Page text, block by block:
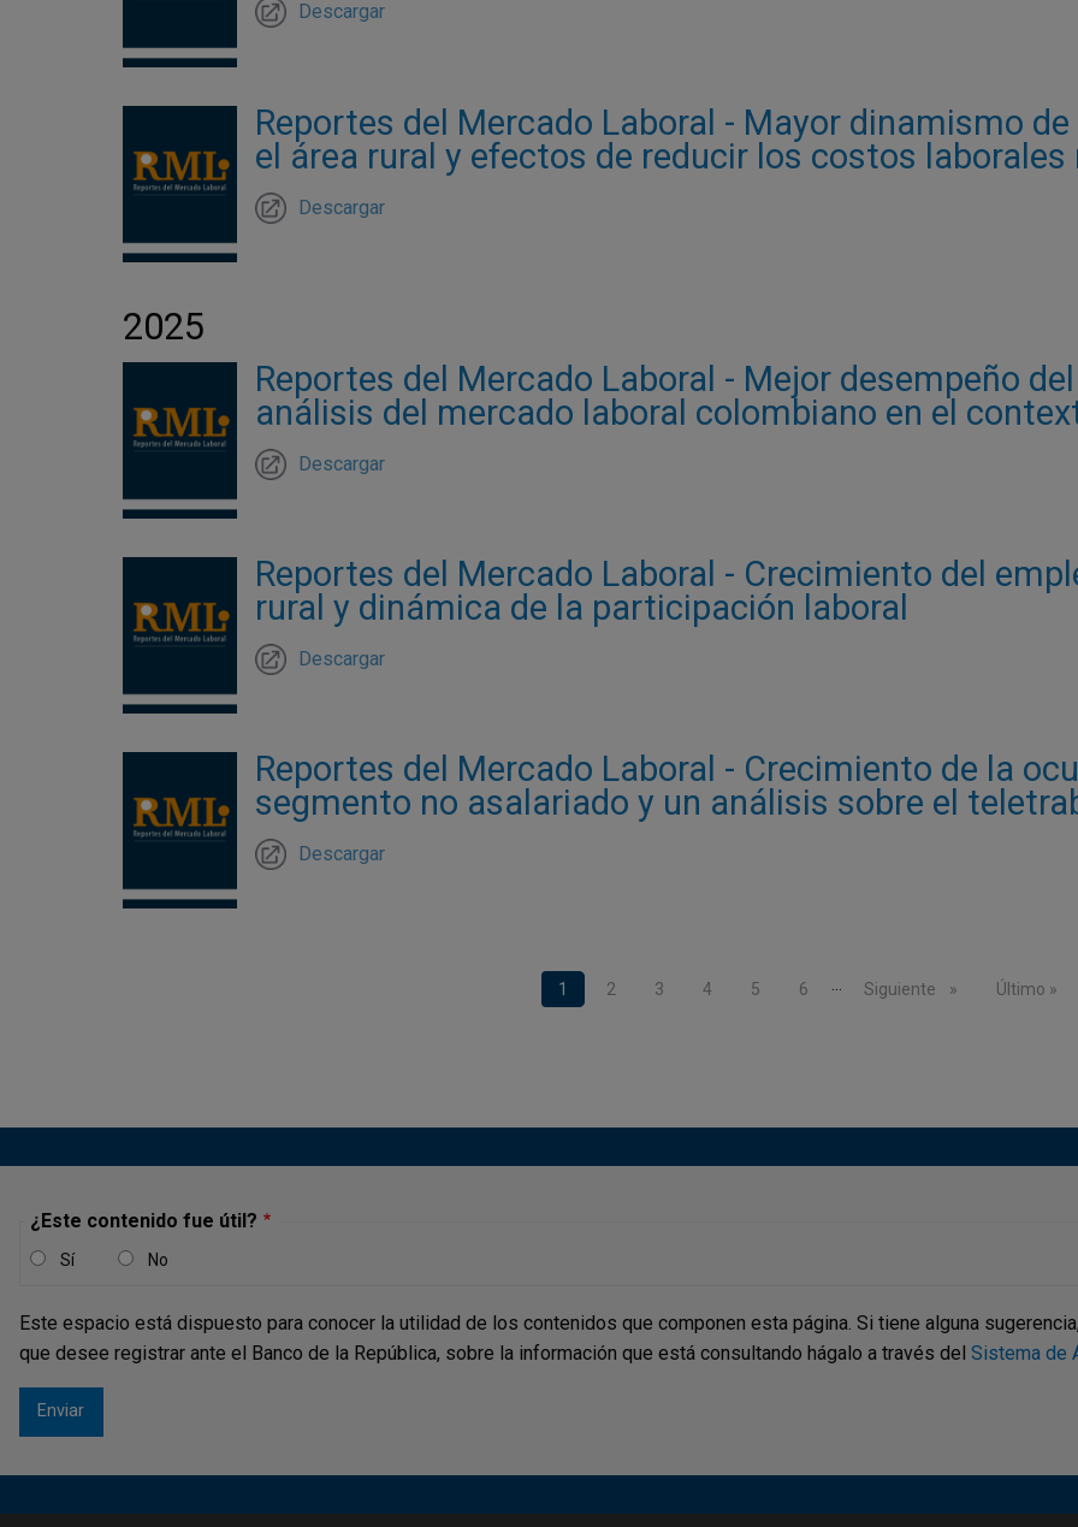
Descargar
Reportes del Mercado Laboral - Mayor dinamismo
el área rural y efectos de reducir los costos laborales
Descargar
2025
Reportes del Mercado Laboral - Mejor desempeño
análisis del mercado laboral colombiano en el
Descargar
Reportes del Mercado Laboral - Crecimiento del
rural y dinámica de la participación laboral
Descargar
Reportes del Mercado Laboral - Crecimiento de la
segmento no asalariado y un análisis sobre el
Descargar
Página actual
1 Page
2 Page
3 Page
4 Page
5 Page
6 Siguiente página
Siguiente Última
Último »
¿Este contenido fue útil?
Sí No
Este espacio está dispuesto para conocer la utilidad de los contenidos que componen esta página. Si tiene alguna
que desee registrar ante el Banco de la República, sobre la información que está consultando hágalo a través del Sistema de